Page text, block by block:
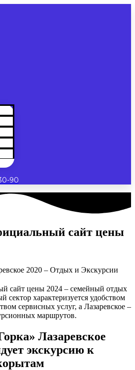
90
сайт цены
сайт цены 2024 – семейный отдых
сектор характеризуется удобством
сервисных услуг, а Лазаревское –
маршрутов.
Лазаревское
экскурсию к